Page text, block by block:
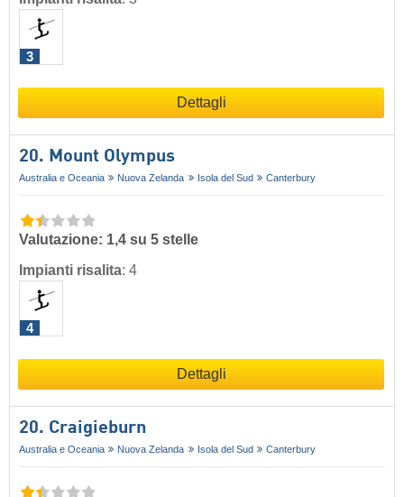
3
Dettagli
20. Mount Olympus
Australia e Oceania Nuova Zelanda Isola del Sud Canterbury
Valutazione: 1,4 su 5 stelle
Impianti risalita: 4
4
Dettagli
20. Craigieburn
Australia e Oceania Nuova Zelanda Isola del Sud Canterbury